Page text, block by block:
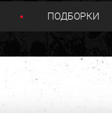
ПОДБОРКИ